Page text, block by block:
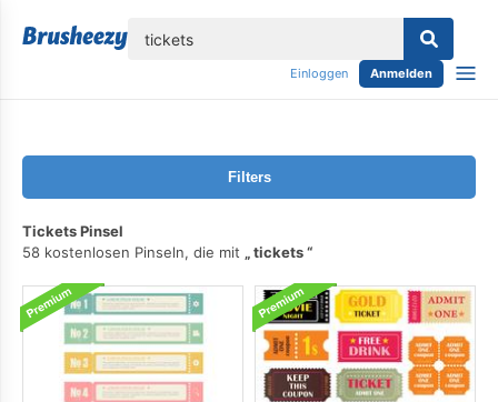
Einloggen Anmelden
Filters
Tickets Pinsel
58 kostenlosen Pinseln, die mit
tickets